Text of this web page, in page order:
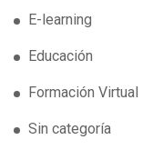
E-learning
Educación
Formación Virtual
Sin categoría